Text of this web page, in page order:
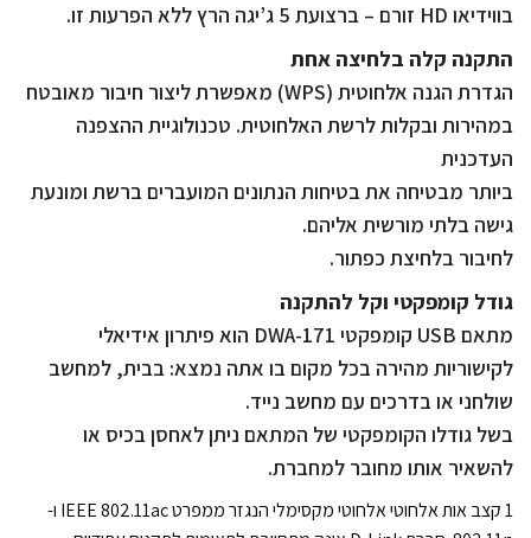
בווידיאו HD זורם – ברצועת 5 ג’יגה הרץ ללא הפרעות זו.
התקנה קלה בלחיצה אחת
הגדרת הגנה אלחוטית (WPS) מאפשרת ליצור חיבור מאובטח
במהירות ובקלות לרשת האלחוטית. טכנולוגיית ההצפנה
העדכנית
ביותר מבטיחה את בטיחות הנתונים המועברים ברשת ומונעת
גישה בלתי מורשית אליהם.
לחיבור בלחיצת כפתור.
גודל קומפקטי וקל להתקנה
מתאם USB קומפקטי DWA-171 הוא פיתרון אידיאלי
לקישוריות מהירה בכל מקום בו אתה נמצא: בבית, למחשב
שולחני או בדרכים עם מחשב נייד.
בשל גודלו הקומפקטי של המתאם ניתן לאחסן בכיס או
להשאיר אותו מחובר למחברת.
1 קצב אות אלחוטי אלחוטי מקסימלי הנגזר ממפרט IEEE 802.11ac ו-